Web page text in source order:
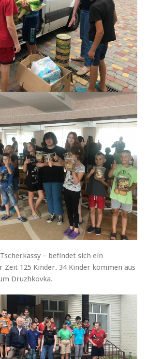
– befindet sich ein
Zeit 125 Kinder. 34 Kinder kommen aus
Druzhkovka.